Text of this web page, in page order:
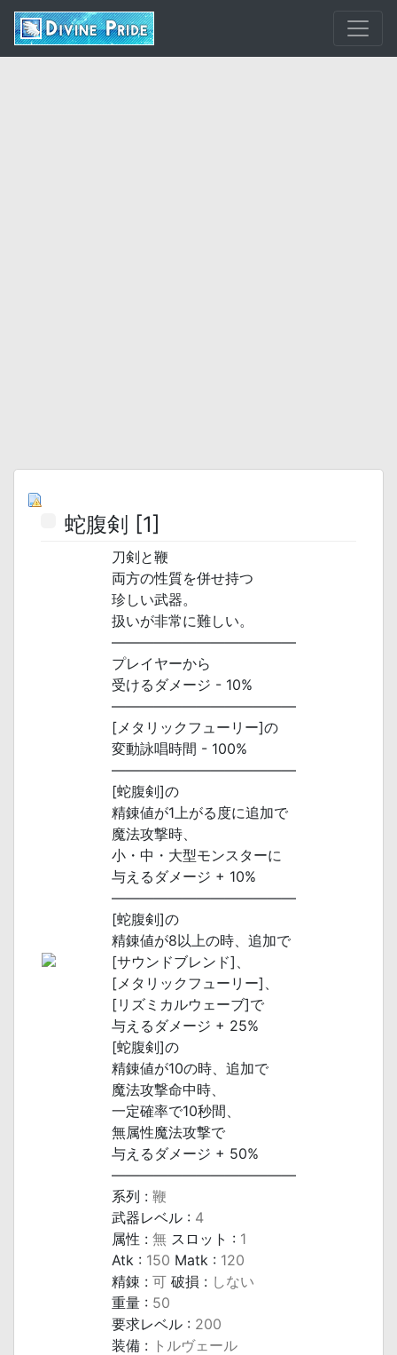
蛇腹剣 [1]
刀剣と鞭
両方の性質を併せ持つ
珍しい武器。
扱いが非常に難しい。
―――――――――――――
プレイヤーから
受けるダメージ - 10%
―――――――――――――
[メタリックフューリー]の
変動詠唱時間 - 100%
―――――――――――――
[蛇腹剣]の
精錬値が1上がる度に追加で
魔法攻撃時、
小・中・大型モンスターに
与えるダメージ + 10%
―――――――――――――
[蛇腹剣]の
精錬値が8以上の時、追加で
[サウンドブレンド]、
[メタリックフューリー]、
[リズミカルウェーブ]で
与えるダメージ + 25%
[蛇腹剣]の
精錬値が10の時、追加で
魔法攻撃命中時、
一定確率で10秒間、
無属性魔法攻撃で
与えるダメージ + 50%
―――――――――――――
系列 : 鞭
武器レベル : 4
属性 : 無 スロット : 1
Atk : 150 Matk : 120
精錬 : 可 破損 : しない
重量 : 50
要求レベル : 200
装備 : トルヴェール